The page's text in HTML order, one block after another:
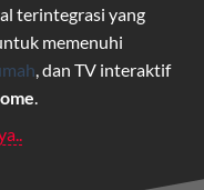
terintegrasi yang
memenuhi
, dan TV interaktif
untuk